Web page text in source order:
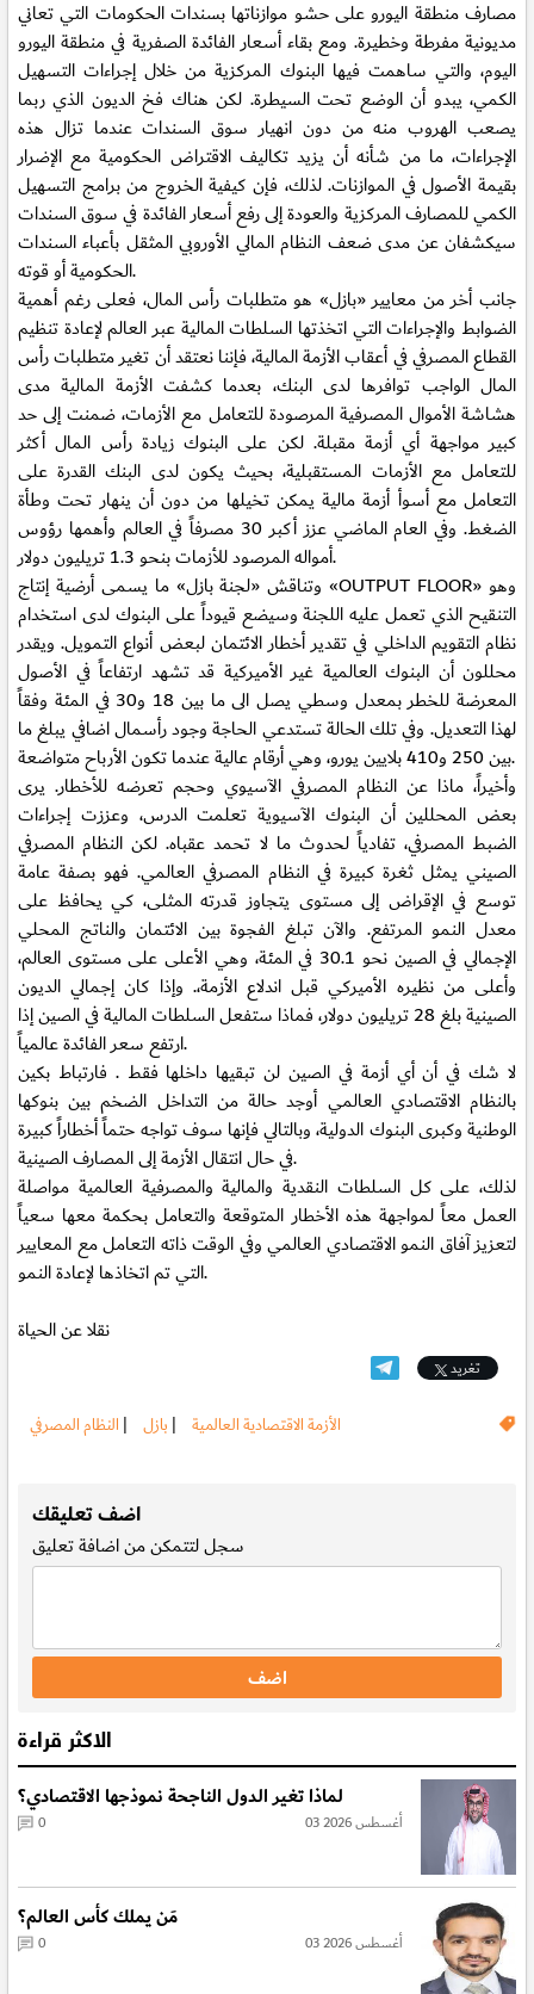
مصارف منطقة اليورو على حشو موازناتها بسندات الحكومات التي تعاني
مديونية مفرطة وخطيرة. ومع بقاء أسعار الفائدة الصفرية في منطقة اليورو
اليوم، والتي ساهمت فيها البنوك المركزية من خلال إجراءات التسهيل
الكمي، يبدو أن الوضع تحت السيطرة. لكن هناك فخ الديون الذي ربما
يصعب الهروب منه من دون انهيار سوق السندات عندما تزال هذه
الإجراءات، ما من شأنه أن يزيد تكاليف الاقتراض الحكومية مع الإضرار
بقيمة الأصول في الموازنات. لذلك، فإن كيفية الخروج من برامج التسهيل
الكمي للمصارف المركزية والعودة إلى رفع أسعار الفائدة في سوق السندات
سيكشفان عن مدى ضعف النظام المالي الأوروبي المثقل بأعباء السندات
الحكومية أو قوته.
جانب أخر من معايير «بازل» هو متطلبات رأس المال، فعلى رغم أهمية
الضوابط والإجراءات التي اتخذتها السلطات المالية عبر العالم لإعادة تنظيم
القطاع المصرفي في أعقاب الأزمة المالية، فإننا نعتقد أن تغير متطلبات رأس
المال الواجب توافرها لدى البنك، بعدما كشفت الأزمة المالية مدى
هشاشة الأموال المصرفية المرصودة للتعامل مع الأزمات، ضمنت إلى حد
كبير مواجهة أي أزمة مقبلة. لكن على البنوك زيادة رأس المال أكثر
للتعامل مع الأزمات المستقبلية، بحيث يكون لدى البنك القدرة على
التعامل مع أسوأ أزمة مالية يمكن تخيلها من دون أن ينهار تحت وطأة
الضغط. وفي العام الماضي عزز أكبر 30 مصرفاً في العالم وأهمها رؤوس
أمواله المرصود للأزمات بنحو 1.3 تريليون دولار.
وتناقش «لجنة بازل» ما يسمى أرضية إنتاج «OUTPUT FLOOR» وهو
التنقيح الذي تعمل عليه اللجنة وسيضع قيوداً على البنوك لدى استخدام
نظام التقويم الداخلي في تقدير أخطار الائتمان لبعض أنواع التمويل. ويقدر
محللون أن البنوك العالمية غير الأميركية قد تشهد ارتفاعاً في الأصول
المعرضة للخطر بمعدل وسطي يصل الى ما بين 18 و30 في المئة وفقاً
لهذا التعديل. وفي تلك الحالة تستدعي الحاجة وجود رأسمال اضافي يبلغ ما
بين 250 و410 بلايين يورو، وهي أرقام عالية عندما تكون الأرباح متواضعة.
وأخيراً، ماذا عن النظام المصرفي الآسيوي وحجم تعرضه للأخطار. يرى
بعض المحللين أن البنوك الآسيوية تعلمت الدرس، وعززت إجراءات
الضبط المصرفي، تفادياً لحدوث ما لا تحمد عقباه. لكن النظام المصرفي
الصيني يمثل ثغرة كبيرة في النظام المصرفي العالمي. فهو بصفة عامة
توسع في الإقراض إلى مستوى يتجاوز قدرته المثلى، كي يحافظ على
معدل النمو المرتفع. والآن تبلغ الفجوة بين الائتمان والناتج المحلي
الإجمالي في الصين نحو 30.1 في المئة، وهي الأعلى على مستوى العالم،
وأعلى من نظيره الأميركي قبل اندلاع الأزمة،. وإذا كان إجمالي الديون
الصينية بلغ 28 تريليون دولار، فماذا ستفعل السلطات المالية في الصين إذا
ارتفع سعر الفائدة عالمياً.
لا شك في أن أي أزمة في الصين لن تبقيها داخلها فقط . فارتباط بكين
بالنظام الاقتصادي العالمي أوجد حالة من التداخل الضخم بين بنوكها
الوطنية وكبرى البنوك الدولية، وبالتالي فإنها سوف تواجه حتماً أخطاراً كبيرة
في حال انتقال الأزمة إلى المصارف الصينية.
لذلك، على كل السلطات النقدية والمالية والمصرفية العالمية مواصلة
العمل معاً لمواجهة هذه الأخطار المتوقعة والتعامل بحكمة معها سعياً
لتعزيز آفاق النمو الاقتصادي العالمي وفي الوقت ذاته التعامل مع المعايير
التي تم اتخاذها لإعادة النمو.
تغريد
الأزمة الاقتصادية العالمية | بازل | النظام المصرفي
اضف تعليقك
سجللتتمكن من اضافة تعليق
الاكثر قراءة
لماذا تغير الدول الناجحة نموذجها الاقتصادي؟
03 أغسطس 2026 0
مَن يملك كأس العالم؟
03 أغسطس 2026 0